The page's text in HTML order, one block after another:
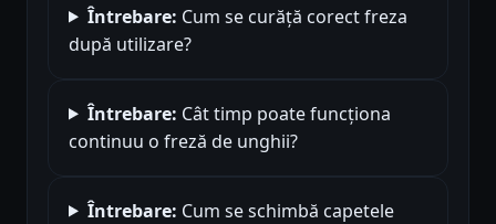
Întrebare: Cum se curăță corect freza
după utilizare?
Întrebare: Cât timp poate funcționa
continuu o freză de unghii?
Întrebare: Cum se schimbă capetele